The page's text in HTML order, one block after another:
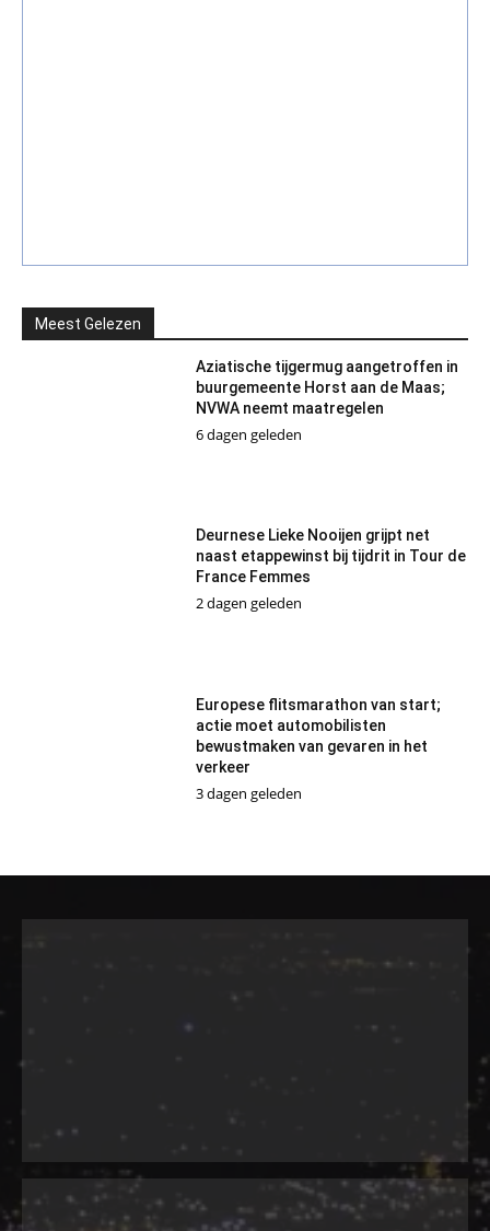
Meest Gelezen
Aziatische tijgermug aangetroffen in
buurgemeente Horst aan de Maas;
NVWA neemt maatregelen
6 dagen geleden
Deurnese Lieke Nooijen grijpt net
naast etappewinst bij tijdrit in Tour de
France Femmes
2 dagen geleden
Europese flitsmarathon van start;
actie moet automobilisten
bewustmaken van gevaren in het
verkeer
3 dagen geleden